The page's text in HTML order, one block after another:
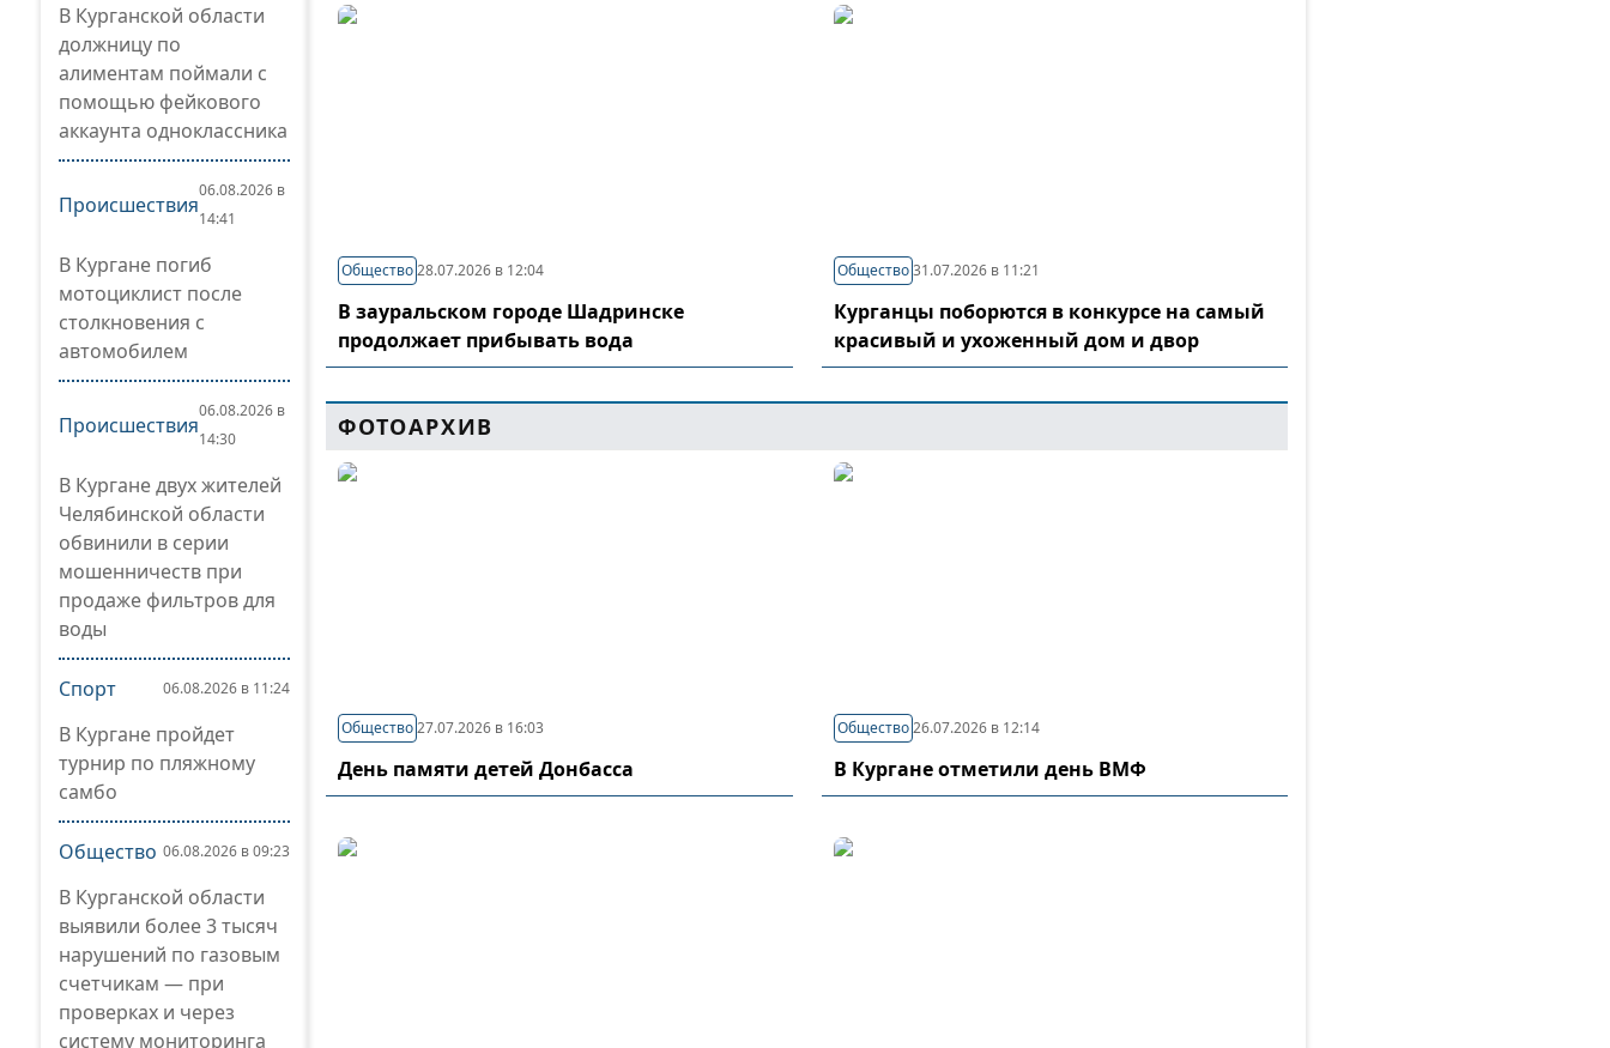
В Курганской области
должницу по
алиментам поймали с
помощью фейкового
аккаунта одноклассника
Происшествия
06.08.2026 в
14:41
В Кургане погиб
мотоциклист после
столкновения с
автомобилем
Происшествия
06.08.2026 в
14:30
В Кургане двух жителей
Челябинской области
обвинили в серии
мошенничеств при
продаже фильтров для
воды
Спорт 06.08.2026 в 11:24
В Кургане пройдет
турнир по пляжному
самбо
Общество 06.08.2026 в 09:23
В Курганской области
выявили более 3 тысяч
нарушений по газовым
счетчикам — при
проверках и через
систему мониторинга
Общество28.07.2026 в 12:04
В зауральском городе Шадринске
продолжает прибывать вода
Общество 31.07.2026 в 11:21
Курганцы поборются в конкурсе на самый
красивый и ухоженный дом и двор
ФОТОАРХИВ
Общество27.07.2026 в 16:03
День памяти детей Донбасса
Общество 26.07.2026 в 12:14
В Кургане отметили день ВМФ